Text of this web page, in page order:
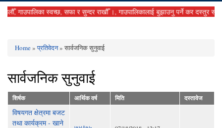
गाउपालिका स्वच्छ, सफा र सुन्दर राखौँ ।, गाउपालिकालाई बुझाउनु पर्ने कर दस्तुर
You are here
Home»प्रतिवेदन» सार्वजनिक सुनुवाई
सार्वजनिक सुनुवाई
शिर्षक आर्थिक वर्ष मिति दस्तावेज
विषयगत क्षेत्रमा बजट
तथा कार्यक्रम - खाने